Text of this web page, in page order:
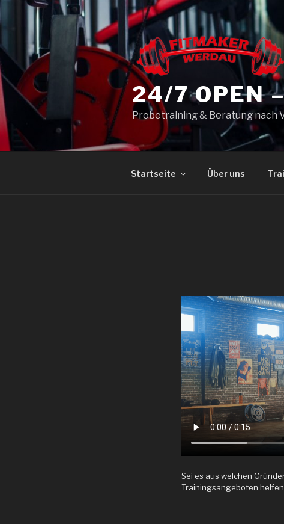
Zum
Inhalt
springen
24/7 OPEN
Probetraining & Beratung nach
Startseite Über uns
Sei es aus welchen
Trainingsangeboten